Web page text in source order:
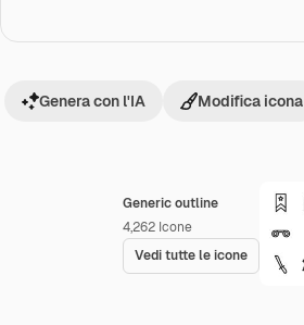
Generic outline
4,262 Icone
Vedi tutte le icone
Genera con l'IA Modifica icona